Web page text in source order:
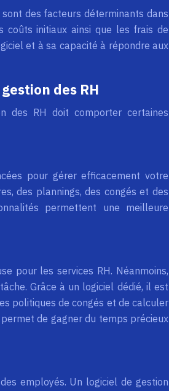
des facteurs déterminants dans
coûts initiaux ainsi que les frais de
et à sa capacité à répondre aux
des RH
des RH doit comporter certaines
pour gérer efficacement votre
des plannings, des congés et des
permettent une meilleure
pour les services RH. Néanmoins,
Grâce à un logiciel dédié, il est
politiques de congés et de calculer
de gagner du temps précieux
employés. Un logiciel de gestion